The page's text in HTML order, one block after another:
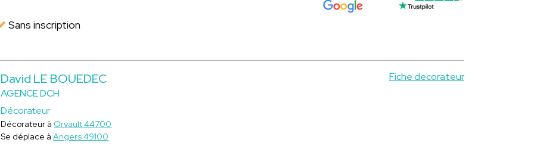
Sans inscription
David LE BOUEDEC
AGENCE DCH
Décorateur
Fiche decorateur
Décorateur à Orvault 44700
Se déplace àAngers 49100